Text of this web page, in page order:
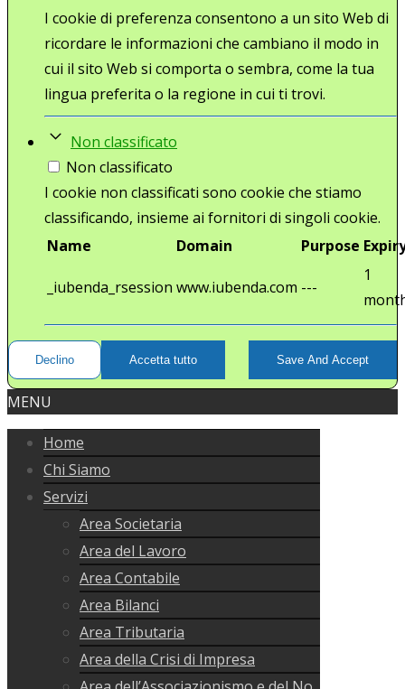
I cookie di preferenza consentono a un sito Web di
ricordare le informazioni che cambiano il modo in
cui il sito Web si comporta o sembra, come la tua
lingua preferita o la regione in cui ti trovi.
Non classificato
Non classificato
I cookie non classificati sono cookie che stiamo
classificando, insieme ai fornitori di singoli cookie.
Name
Domain Purpose
_iubenda_rsession www.iubenda.com ---
1
Declino Accetta tutto Save And Accept
MENU
Home
Chi Siamo
Servizi
Area Societaria
Area del Lavoro
Area Contabile
Area Bilanci
Area Tributaria
Area della Crisi di Impresa